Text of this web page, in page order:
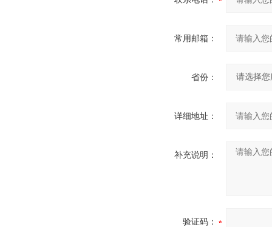
常用邮箱：
省份：
详细地址：
补充说明：
验证码：